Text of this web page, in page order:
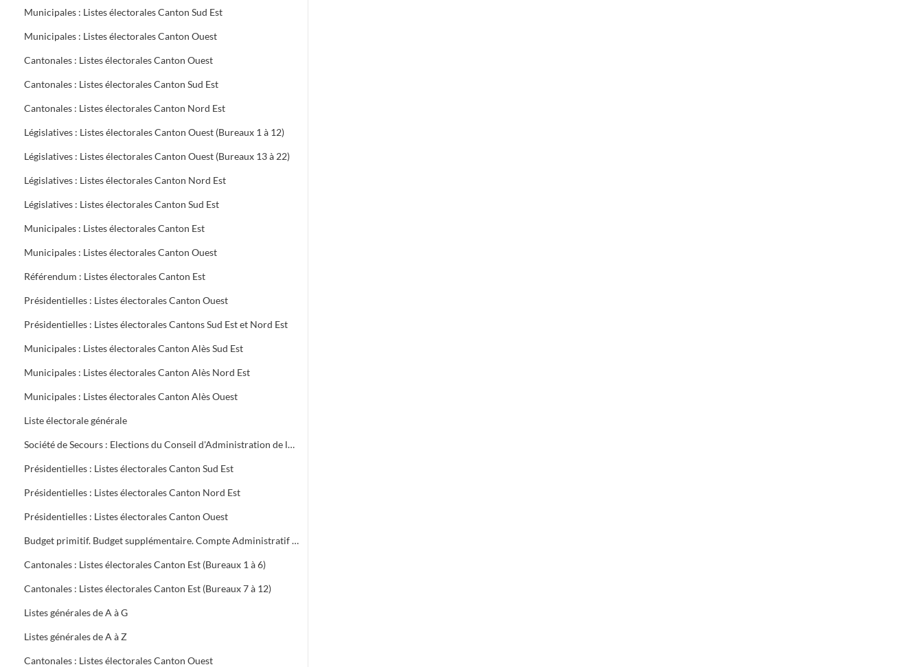
Municipales : Listes électorales Canton Sud Est
Municipales : Listes électorales Canton Ouest
Cantonales : Listes électorales Canton Ouest
Cantonales : Listes électorales Canton Sud Est
Cantonales : Listes électorales Canton Nord Est
Législatives : Listes électorales Canton Ouest (Bureaux 1 à 12)
Législatives : Listes électorales Canton Ouest (Bureaux 13 à 22)
Législatives : Listes électorales Canton Nord Est
Législatives : Listes électorales Canton Sud Est
Municipales : Listes électorales Canton Est
Municipales : Listes électorales Canton Ouest
Référendum : Listes électorales Canton Est
Présidentielles : Listes électorales Canton Ouest
Présidentielles : Listes électorales Cantons Sud Est et Nord Est
Municipales : Listes électorales Canton Alès Sud Est
Municipales : Listes électorales Canton Alès Nord Est
Municipales : Listes électorales Canton Alès Ouest
Liste électorale générale
Société de Secours : Elections du Conseil d'Administration de la Société groupe sud des Houillères du Bassin des Cévennes (H.B.C.)
Présidentielles : Listes électorales Canton Sud Est
Présidentielles : Listes électorales Canton Nord Est
Présidentielles : Listes électorales Canton Ouest
Budget primitif. Budget supplémentaire. Compte Administratif (C.A.). Annexes au budget
Cantonales : Listes électorales Canton Est (Bureaux 1 à 6)
Cantonales : Listes électorales Canton Est (Bureaux 7 à 12)
Listes générales de A à G
Listes générales de A à Z
Cantonales : Listes électorales Canton Ouest